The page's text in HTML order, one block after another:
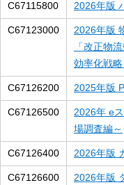
C67115800 2026年版
C67123000
2026年版
「改正物
効率化戦
C67126200 2025年版
C67126500
2026年 e
場調査編～
C67126400 2026年版
C67126600
2026年版